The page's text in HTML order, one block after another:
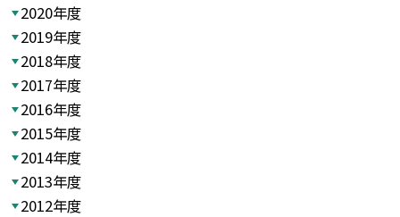
2020年度
2019年度
2018年度
2017年度
2016年度
2015年度
2014年度
2013年度
2012年度